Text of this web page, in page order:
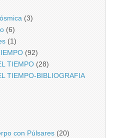
(3)
(6)
(1)
(92)
TIEMPO (28)
TIEMPO-BIBLIOGRAFIA
con Púlsares (20)